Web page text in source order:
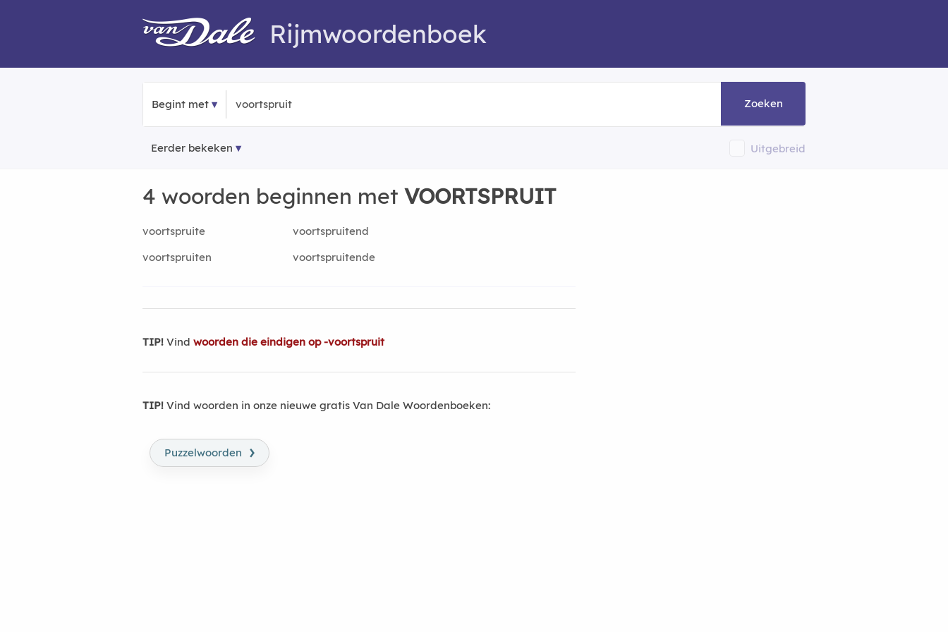
Rijmwoordenboek
Begint met Zoeken
Eerder bekeken Uitgebreid
4 woorden beginnen met VOORTSPRUIT
voortspruite
voortspruitend
voortspruiten
voortspruitende
TIP! Vind woorden die eindigen op -voortspruit
TIP! Vind woorden in onze nieuwe gratis Van Dale Woordenboeken:
Puzzelwoorden ›